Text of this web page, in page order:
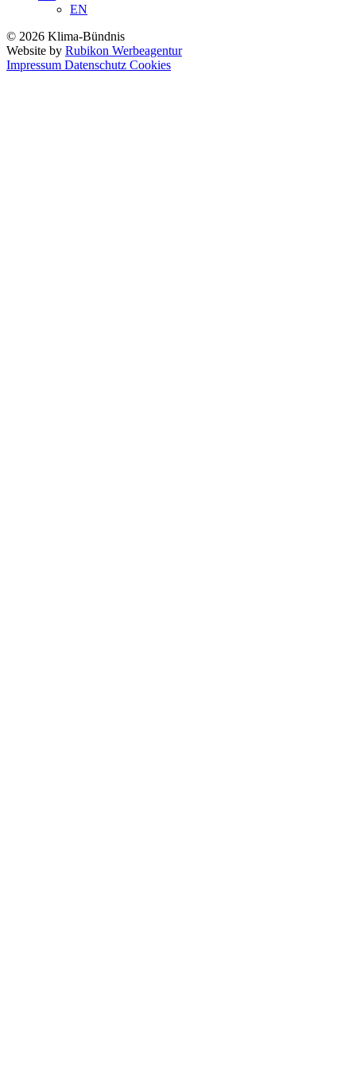
EN
© 2026 Klima-Bündnis
Website by Rubikon Werbeagentur
Impressum Datenschutz Cookies